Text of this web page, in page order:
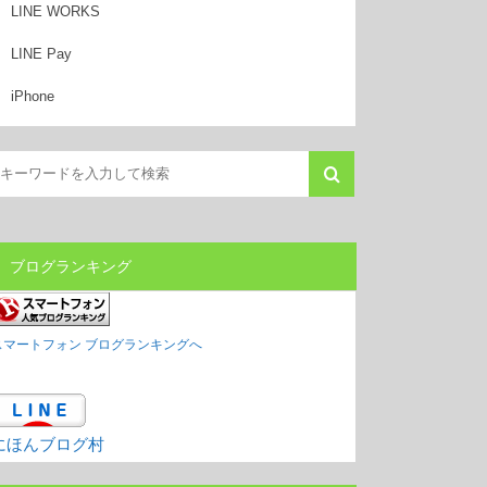
LINE WORKS
LINE Pay
iPhone
ブログランキング
マートフォン ブログランキングへ
ほんブログ村